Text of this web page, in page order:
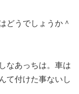
どうでしょうか＾
なあっちは。車は
て付けた事ないし